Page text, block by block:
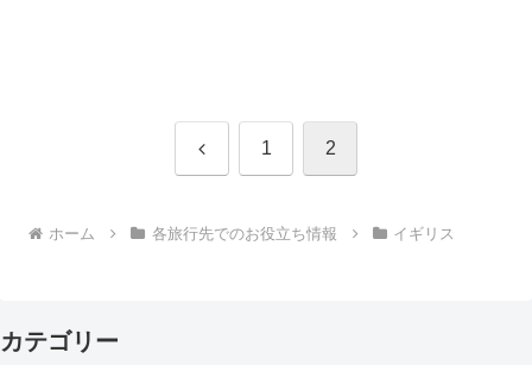
前 1 2
ホーム 各旅行先でのお役立ち情報 イギリス
カテゴリー